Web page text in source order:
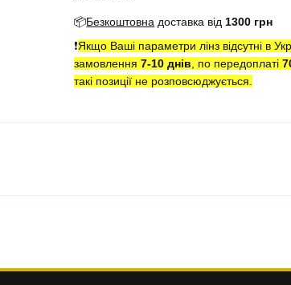
📦Безкоштовна доставка від 1300 грн
❗️Якщо Ваші параметри лінз відсутні в
замовлення7-10 днів, по передоплаті7
такі позиції не розповсюджується.